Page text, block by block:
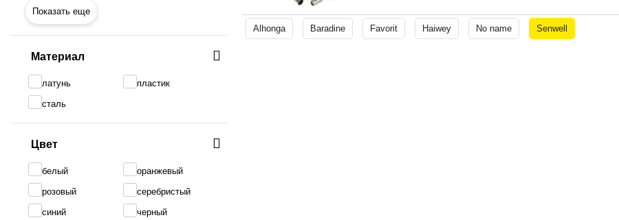
Показать еще
Материал
латунь
пластик
сталь
Цвет
белый
оранжевый
розовый
серебристый
синий
черный
Alhonga Baradine Favorit Haiwey No name Senwell